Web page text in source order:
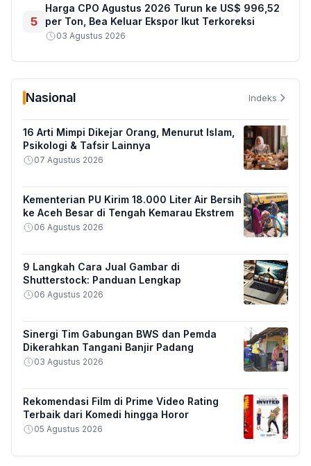
5
Harga CPO Agustus 2026 Turun ke US$ 996,52
per Ton, Bea Keluar Ekspor Ikut Terkoreksi
03 Agustus 2026
Nasional Indeks
16 Arti Mimpi Dikejar Orang, Menurut Islam,
Psikologi & Tafsir Lainnya
07 Agustus 2026
Kementerian PU Kirim 18.000 Liter Air Bersih
ke Aceh Besar di Tengah Kemarau Ekstrem
06 Agustus 2026
9 Langkah Cara Jual Gambar di
Shutterstock: Panduan Lengkap
06 Agustus 2026
Sinergi Tim Gabungan BWS dan Pemda
Dikerahkan Tangani Banjir Padang
03 Agustus 2026
Rekomendasi Film di Prime Video Rating
Terbaik dari Komedi hingga Horor
05 Agustus 2026